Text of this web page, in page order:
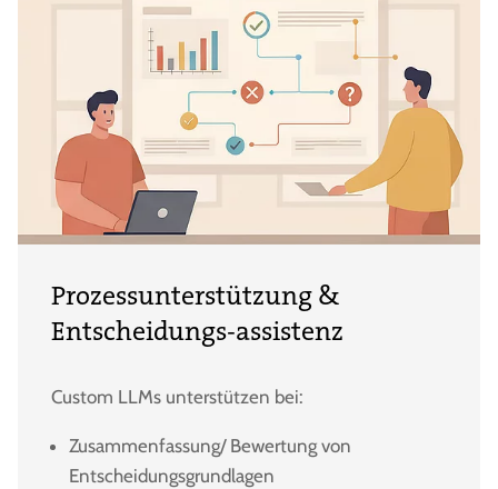
Prozessunterstützung &
Entscheidungs-assistenz
Custom LLMs unterstützen bei:
Zusammenfassung/ Bewertung von
Entscheidungsgrundlagen